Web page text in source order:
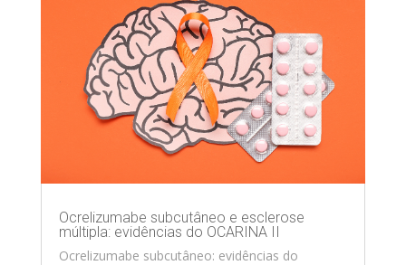
Ocrelizumabe subcutâneo e esclerose
múltipla: evidências do OCARINA II
Ocrelizumabe subcutâneo: evidências do